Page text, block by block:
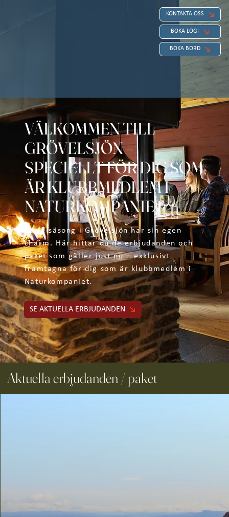
KONTAKTA OSS
BOKA LOGI
BOKA BORD
VÄLKOMMEN TILL
GRÖVELSJÖN –
SPECIELLT FÖR DIG SOM
ÄR KLUBBMEDLEM I
NATURKOMPANIET
Varje säsong i Grövelsjön har sin egen
charm. Här hittar du de erbjudanden och
paket som gäller just nu – exklusivt
framtagna för dig som är klubbmedlem i
Naturkompaniet.
SE AKTUELLA ERBJUDANDEN
Aktuella erbjudanden / paket